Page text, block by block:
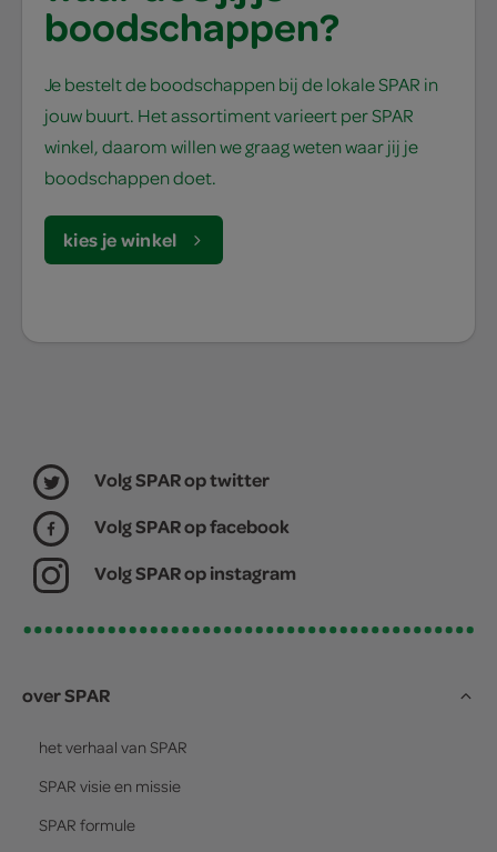
boodschappen?
Je bestelt de boodschappen bij de lokale SPAR in
jouw buurt. Het assortiment varieert per SPAR
winkel, daarom willen we graag weten waar jij je
boodschappen doet.
kies je winkel
Volg SPAR op twitter
Volg SPAR op facebook
Volg SPAR op instagram
over SPAR
het verhaal van SPAR
SPAR visie en missie
SPAR formule